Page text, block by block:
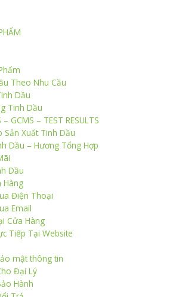
Theo Nhu Cầu
Dầu
Tinh Dầu
GCMS – TEST RESULTS
Sản Xuất Tinh Dầu
Dầu – Hương Tổng Hợp
Dầu
Hàng
Điện Thoại
Email
Cửa Hàng
Tiếp Tại Website
mật thông tin
Đại Lý
Hành